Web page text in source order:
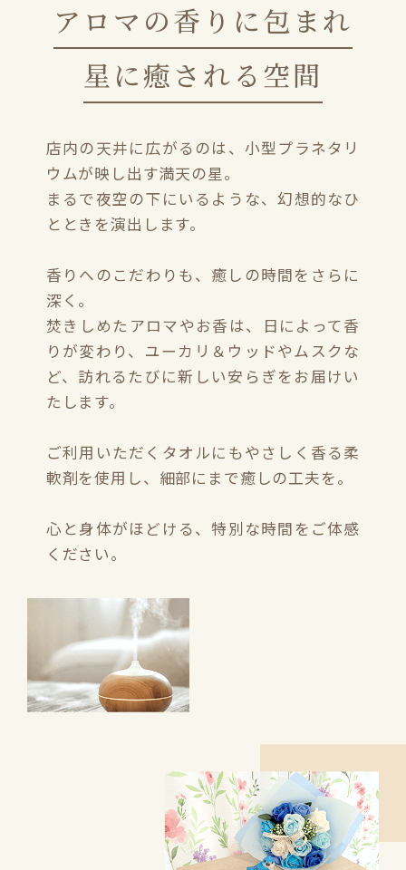
アロマの香りに包まれ
星に癒される空間
店内の天井に広がるのは、小型プラネタリ
ウムが映し出す満天の星。
まるで夜空の下にいるような、幻想的なひ
とときを演出します。
香りへのこだわりも、癒しの時間をさらに
深く。
焚きしめたアロマやお香は、日によって香
りが変わり、ユーカリ＆ウッドやムスクな
ど、訪れるたびに新しい安らぎをお届けい
たします。
ご利用いただくタオルにもやさしく香る柔
軟剤を使用し、細部にまで癒しの工夫を。
心と身体がほどける、特別な時間をご体感
ください。